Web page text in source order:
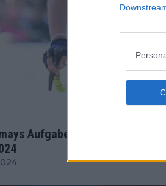
Aufgabe verliert